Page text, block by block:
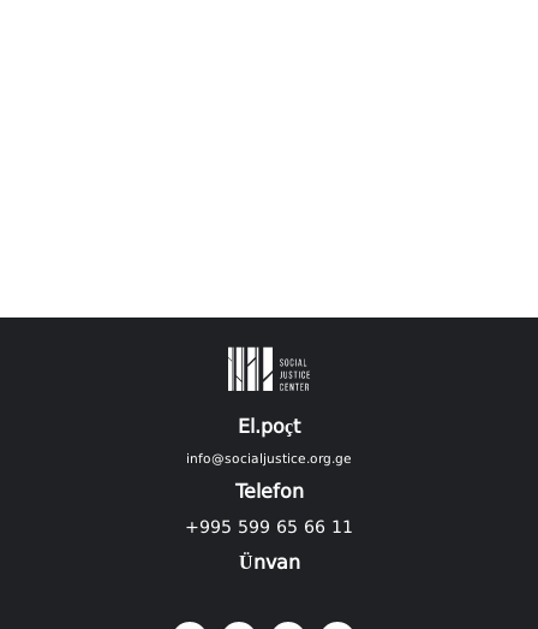
El.poçt
info@socialjustice.org.ge
Telefon
+995 599 65 66 11
Ünvan